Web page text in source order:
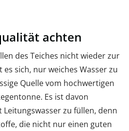
achten
des Teiches nicht wieder zur
sich, nur weiches Wasser zu
Quelle vom hochwertigen
Es ist davon
zu füllen, denn
die nicht nur einen guten